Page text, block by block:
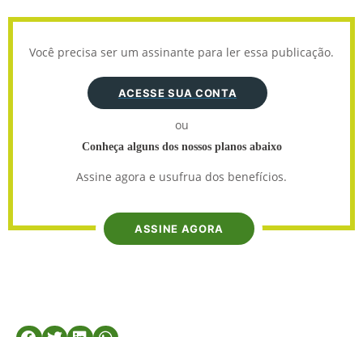
Você precisa ser um assinante para ler essa publicação.
ACESSE SUA CONTA
ou
Conheça alguns dos nossos planos abaixo
Assine agora e usufrua dos benefícios.
ASSINE AGORA